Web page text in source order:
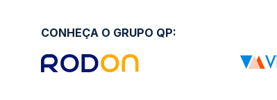
CONHEÇA O GRUPO QP: